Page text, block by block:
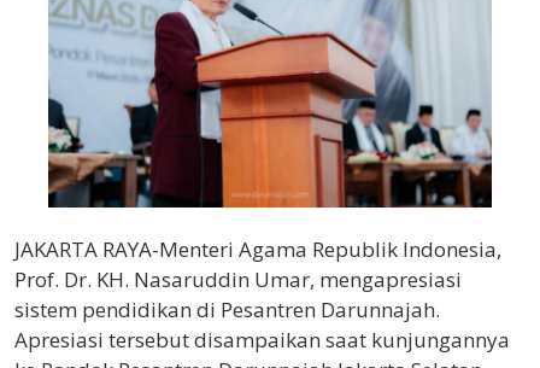
JAKARTA RAYA-Menteri Agama Republik Indonesia,
Prof. Dr. KH. Nasaruddin Umar, mengapresiasi
sistem pendidikan di Pesantren Darunnajah.
Apresiasi tersebut disampaikan saat kunjungannya